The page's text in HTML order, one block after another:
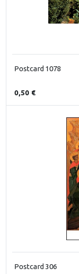
Postcard 1078
0,50 €
Postcard 306